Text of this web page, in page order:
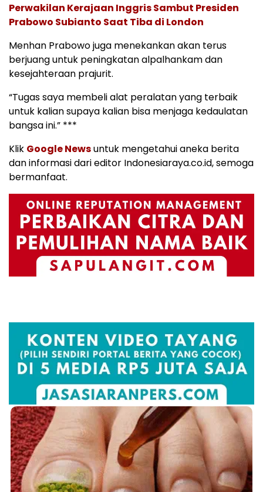
Perwakilan Kerajaan Inggris Sambut Presiden
Prabowo Subianto Saat Tiba di London
Menhan Prabowo juga menekankan akan terus
berjuang untuk peningkatan alpalhankam dan
kesejahteraan prajurit.
“Tugas saya membeli alat peralatan yang terbaik
untuk kalian supaya kalian bisa menjaga kedaulatan
bangsa ini.” ***
Klik Google Newsuntuk mengetahui aneka berita
dan informasi dari editor Indonesiaraya.co.id, semoga
bermanfaat.